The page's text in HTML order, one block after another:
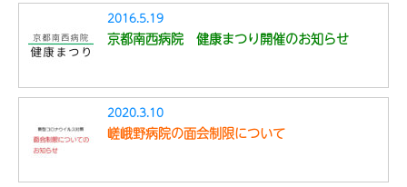
2016.5.19
京都南西病院 健康まつり開催のお知らせ
2020.3.10
嵯峨野病院の面会制限について